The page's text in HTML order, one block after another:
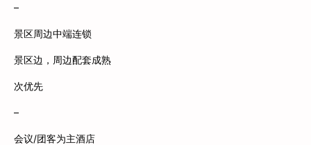
–
景区周边中端连锁
景区边，周边配套成熟
次优先
–
会议/团客为主酒店